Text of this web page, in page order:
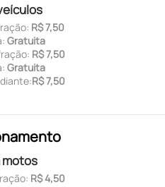
R$ 7,50
Gratuita
R$ 7,50
Gratuita
R$ 7,50
motos
R$ 4,50